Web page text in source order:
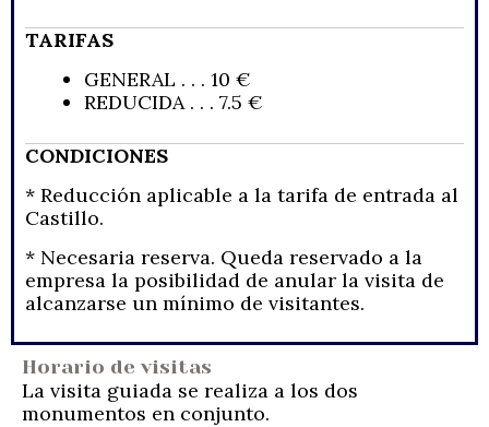
TARIFAS
GENERAL . . . 10 €
REDUCIDA . . . 7.5 €
CONDICIONES
* Reducción aplicable a la tarifa de entrada al
Castillo.
* Necesaria reserva. Queda reservado a la
empresa la posibilidad de anular la visita de
alcanzarse un mínimo de visitantes.
Horario de visitas
La visita guiada se realiza a los dos
monumentos en conjunto.